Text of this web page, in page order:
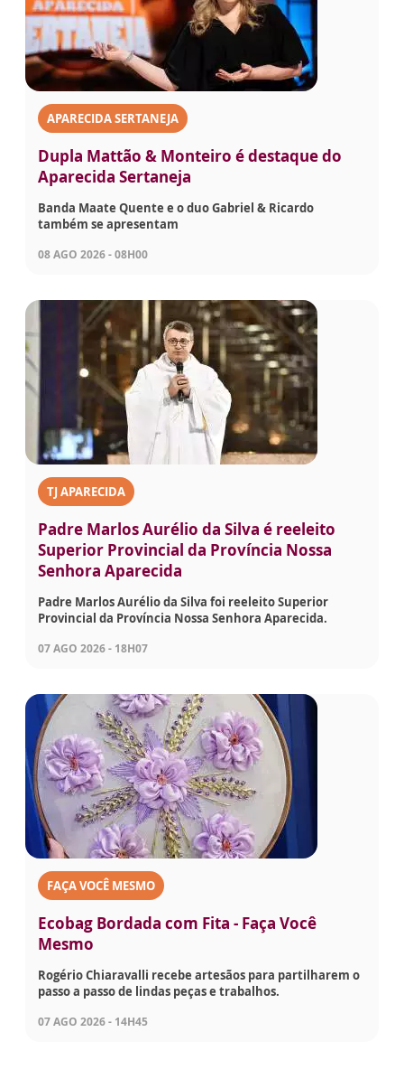
APARECIDA SERTANEJA
Dupla Mattão & Monteiro é destaque do
Aparecida Sertaneja
Banda Maate Quente e o duo Gabriel & Ricardo
também se apresentam
08 AGO 2026 - 08H00
TJ APARECIDA
Padre Marlos Aurélio da Silva é reeleito
Superior Provincial da Província Nossa
Senhora Aparecida
Padre Marlos Aurélio da Silva foi reeleito Superior
Provincial da Província Nossa Senhora Aparecida.
07 AGO 2026 - 18H07
FAÇA VOCÊ MESMO
Ecobag Bordada com Fita - Faça Você
Mesmo
Rogério Chiaravalli recebe artesãos para partilharem o
passo a passo de lindas peças e trabalhos.
07 AGO 2026 - 14H45